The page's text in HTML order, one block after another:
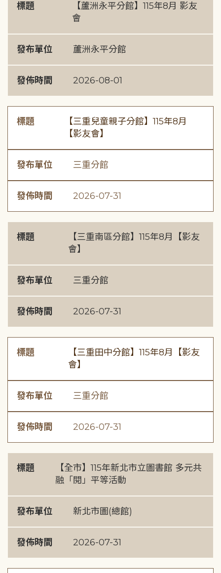
標題
【蘆洲永平分館】115年8月 影友
會
發布單位 蘆洲永平分館
發佈時間 2026-08-01
標題
【三重兒童親子分館】115年8月
【影友會】
發布單位 三重分館
發佈時間 2026-07-31
標題
【三重南區分館】115年8月【影友
會】
發布單位 三重分館
發佈時間 2026-07-31
標題
【三重田中分館】115年8月【影友
會】
發布單位 三重分館
發佈時間 2026-07-31
標題
【全市】115年新北市立圖書館 多元共
融「閱」平等活動
發布單位 新北市圖(總館)
發佈時間 2026-07-31